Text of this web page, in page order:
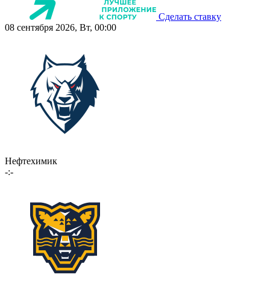
Сделать ставку
08 сентября 2026, Вт, 00:00
Нефтехимик
-:-